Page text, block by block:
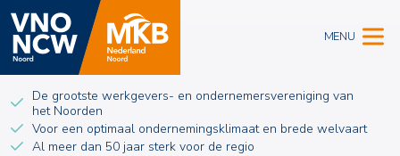
MENU
De grootste werkgevers- en ondernemersvereniging van
het Noorden
Voor een optimaal ondernemingsklimaat en brede welvaart
Al meer dan 50 jaar sterk voor de regio